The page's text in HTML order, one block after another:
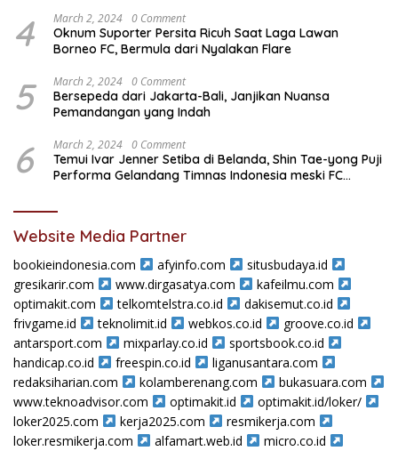
4 March 2, 2024 0 Comment
Oknum Suporter Persita Ricuh Saat Laga Lawan
Borneo FC, Bermula dari Nyalakan Flare
5 March 2, 2024 0 Comment
Bersepeda dari Jakarta-Bali, Janjikan Nuansa
Pemandangan yang Indah
6 March 2, 2024 0 Comment
Temui Ivar Jenner Setiba di Belanda, Shin Tae-yong Puji
Performa Gelandang Timnas Indonesia meski FC
Website Media Partner
bookieindonesia.com afyinfo.com
situsbudaya.id
gresikarir.com
www.dirgasatya.com
kafeilmu.com
optimakit.com
telkomtelstra.co.id
dakisemut.co.id
frivgame.id
teknolimit.id webkos.co.id
groove.co.id
antarsport.com
mixparlay.co.id
sportsbook.co.id
handicap.co.id
freespin.co.id
liganusantara.com
redaksiharian.com
kolamberenang.com
bukasuara.com
www.teknoadvisor.com
optimakit.id
optimakit.id/loker/
loker2025.com
kerja2025.com
resmikerja.com
loker.resmikerja.com
alfamart.web.id
micro.co.id